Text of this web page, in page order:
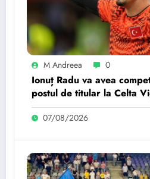
M Andreea 0
Ionuț Radu va avea
postul de titular la Celta
07/08/2026